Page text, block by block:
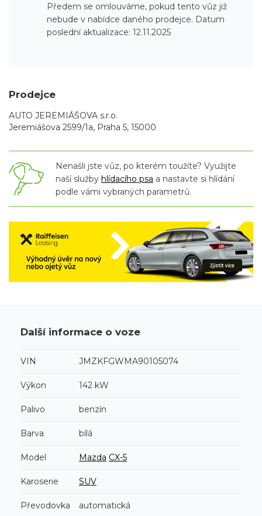
Předem se omlouváme, pokud tento vůz již
nebude v nabídce daného prodejce. Datum
poslední aktualizace: 12.11.2025
Prodejce
AUTO JEREMIÁŠOVA s.r.o.
Jeremiášova 2599/1a, Praha 5, 15000
Nenašli jste vůz, po kterém toužíte? Využijte
naší služby hlídacího psa a nastavte si hlídání
podle vámi vybraných parametrů.
Další informace o voze
VIN JMZKFGWMA90105074
Výkon 142 kW
Palivo benzín
Barva bílá
Model Mazda CX-5
Karoserie SUV
Převodovka automatická